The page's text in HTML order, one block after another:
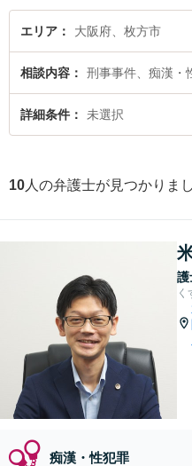
絞り込み検索もでき便利です。特に
弁護士法人ひこぼし法律事務所の村
相談したい』『痴漢・性犯罪のトラ
したい』『初回相談無料で痴漢・性
相談予約したい』などでお困りの相
エリア 大阪府、枚方市
相談内容 刑事事件、痴漢・
詳細条件 未選択
10 人の弁護士が見つかりま
護
く
痴漢・性犯罪